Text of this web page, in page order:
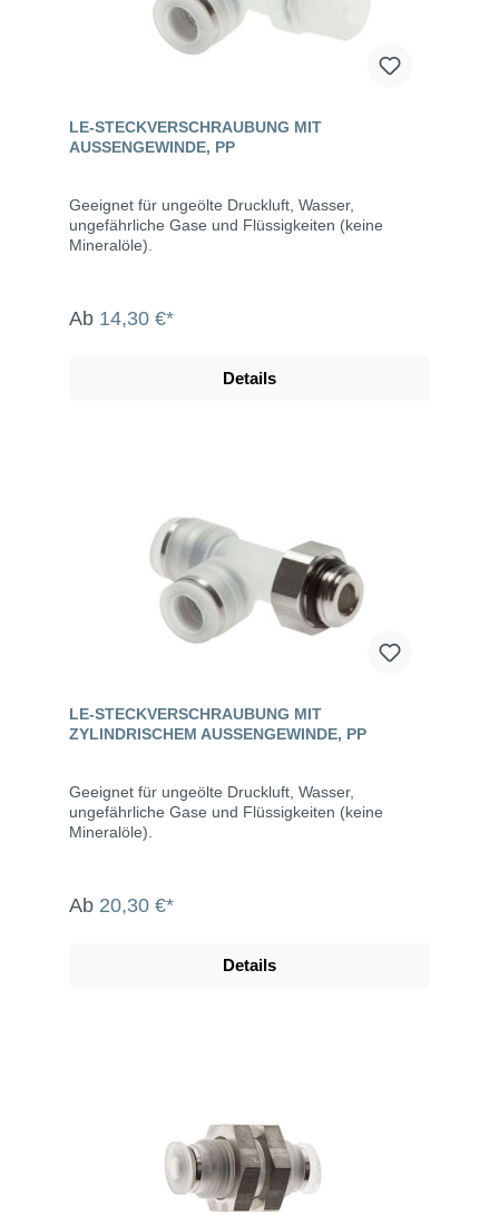
LE-STECKVERSCHRAUBUNG MIT
AUSSENGEWINDE, PP
Geeignet für ungeölte Druckluft, Wasser,
ungefährliche Gase und Flüssigkeiten (keine
Mineralöle).
Ab 14,30 €*
Details
LE-STECKVERSCHRAUBUNG MIT
ZYLINDRISCHEM AUSSENGEWINDE, PP
Geeignet für ungeölte Druckluft, Wasser,
ungefährliche Gase und Flüssigkeiten (keine
Mineralöle).
Ab 20,30 €*
Details